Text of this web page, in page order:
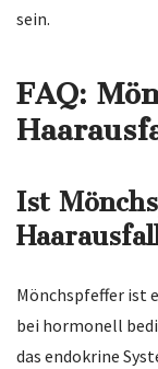
sein.
FAQ:
Ist
Mönchspfeffer ist
bei hormonell
das endokrine